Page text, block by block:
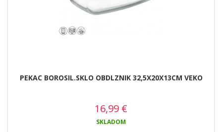
PEKAC BOROSIL.SKLO OBDLZNIK 32,5X20X13CM VEKO
16,99 €
SKLADOM